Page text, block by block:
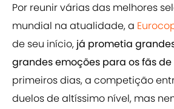
Por reunir várias das melhores
mundial na atualidade, a
de seu início, já prometia
grandes emoções para os fãs
primeiros dias, a competição
duelos de altíssimo nível, mas